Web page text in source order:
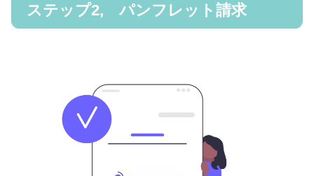
ステップ2, パンフレット請求